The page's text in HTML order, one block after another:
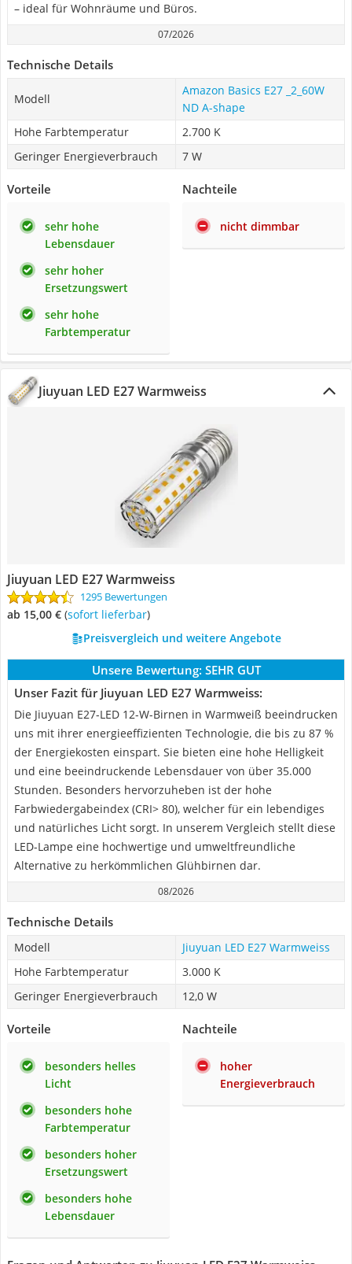
– ideal für Wohnräume und Büros.
07/2026
Technische Details
Modell
Amazon Basics E27 _2_60W
ND A-shape
Hohe Farbtemperatur
2.700 K
Geringer Energieverbrauch
7 W
Vorteile
sehr hohe
Lebensdauer
sehr hoher
Ersetzungswert
sehr hohe
Farbtemperatur
Nachteile
nicht dimmbar
Jiuyuan LED E27 Warmweiss
Jiuyuan LED E27 Warmweiss
1295 Bewertungen
ab 15,00 € ( Sofort lieferbar)
Preisvergleich und weitere Angebote
Unsere Bewertung: SEHR GUT
Unser Fazit für Jiuyuan LED E27 Warmweiss:
Die Jiuyuan E27-LED 12-W-Birnen in Warmweiß beeindrucken
uns mit ihrer energieeffizienten Technologie, die bis zu 87 %
der Energiekosten einspart. Sie bieten eine hohe Helligkeit
und eine beeindruckende Lebensdauer von über 35.000
Stunden. Besonders hervorzuheben ist der hohe
Farbwiedergabeindex (CRI> 80), welcher für ein lebendiges
und natürliches Licht sorgt. In unserem Vergleich stellt diese
LED-Lampe eine hochwertige und umweltfreundliche
Alternative zu herkömmlichen Glühbirnen dar.
08/2026
Technische Details
Modell
Jiuyuan LED E27 Warmweiss
Hohe Farbtemperatur
3.000 K
Geringer Energieverbrauch
12,0 W
Vorteile
besonders helles
Licht
besonders hohe
Farbtemperatur
besonders hoher
Ersetzungswert
besonders hohe
Lebensdauer
Nachteile
hoher
Energieverbrauch